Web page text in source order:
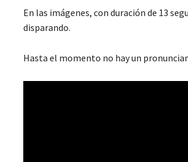
En las imágenes, con duración de 13
disparando.
Hasta el momento no hay un